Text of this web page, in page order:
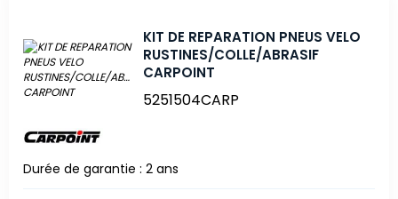
KIT DE REPARATION PNEUS VELO
RUSTINES/COLLE/ABRASIF
CARPOINT
5251504CARP
Durée de garantie : 2 ans